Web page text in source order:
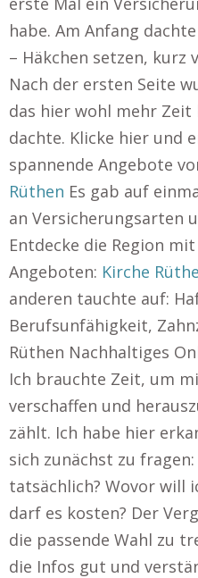
habe. Am Anfang
– Häkchen setzen, kurz
Nach der ersten Seite
das hier wohl mehr
dachte. Klicke hier und
spannende Angebote
Rüthen Es gab auf
an Versicherungsarten
Entdecke die Region
Angeboten: Kirche
anderen tauchte auf:
Berufsunfähigkeit,
Rüthen Nachhaltiges
Ich brauchte Zeit, um
verschaffen und
zählt. Ich habe hier
sich zunächst zu
tatsächlich? Wovor will
darf es kosten? Der
die passende Wahl zu
die Infos gut und